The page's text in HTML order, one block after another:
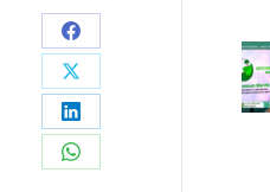
Share
on
Facebook
Share
on
X
Share
on
Share